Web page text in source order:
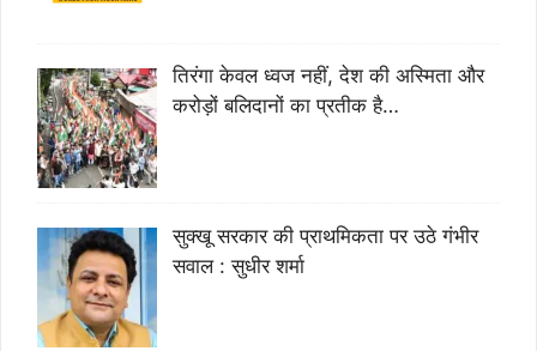
तिरंगा केवल ध्वज नहीं, देश की अस्मिता और
करोड़ों बलिदानों का प्रतीक है…
सुक्खू सरकार की प्राथमिकता पर उठे गंभीर
सवाल : सुधीर शर्मा